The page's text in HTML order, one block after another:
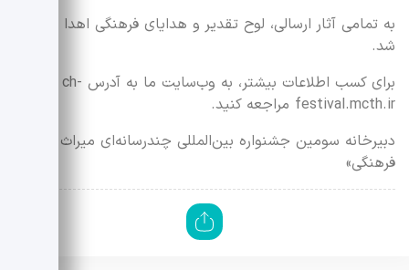
به تمامی آثار ارسالی، لوح تقدیر و هدایای فرهنگی اهدا خواهد
شد.
برای کسب اطلاعات بیشتر، به وب‌سایت ما به آدرس ch-
festival.mcth.ir مراجعه کنید.
دبیرخانه سومین جشنواره بین‌المللی چندرسانه‌ای میراث
فرهنگی»